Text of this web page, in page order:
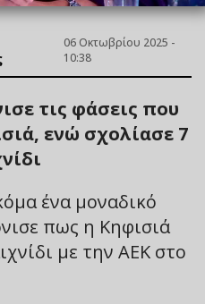
06 Οκτωβρίου 2025 -
10:38
τις φάσεις που
ενώ σχολίασε 7
ένα μοναδικό
πως η Κηφισιά
με την ΑΕΚ στο